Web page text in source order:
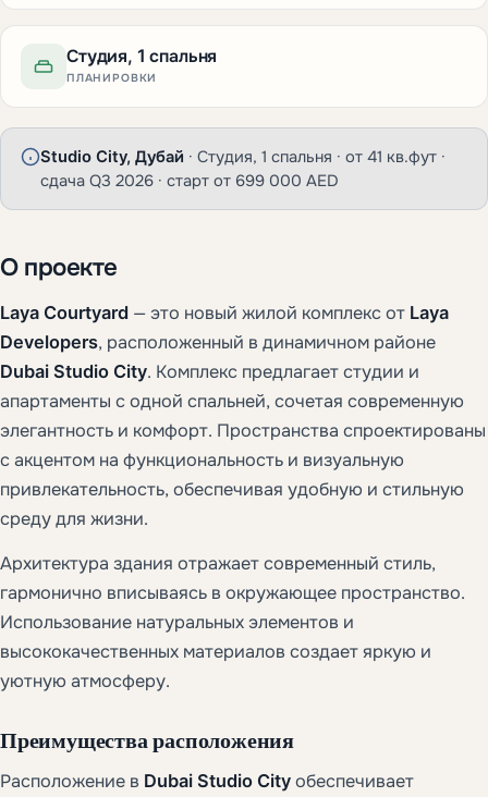
Студия, 1 спальня
ПЛАНИРОВКИ
Studio City, Дубай · Студия, 1 спальня · от 41 кв.фут ·
сдача Q3 2026 · старт от 699 000 AED
О проекте
Laya Courtyard — это новый жилой комплекс от Laya
Developers, расположенный в динамичном районе
Dubai Studio City. Комплекс предлагает студии и
апартаменты с одной спальней, сочетая современную
элегантность и комфорт. Пространства спроектированы
с акцентом на функциональность и визуальную
привлекательность, обеспечивая удобную и стильную
среду для жизни.
Архитектура здания отражает современный стиль,
гармонично вписываясь в окружающее пространство.
Использование натуральных элементов и
высококачественных материалов создает яркую и
уютную атмосферу.
Преимущества расположения
Расположение в Dubai Studio City обеспечивает